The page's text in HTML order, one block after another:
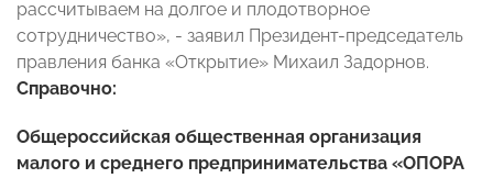
рассчитываем на долгое и плодотворное
сотрудничество», - заявил Президент-председатель
правления банка «Открытие» Михаил Задорнов.
Справочно:
Общероссийская общественная организация
малого и среднего предпринимательства «ОПОРА